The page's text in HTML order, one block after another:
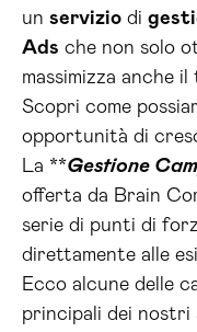
un servizio di
Ads che non solo
massimizza anche
Scopri come
opportunità di
La **Gestione
offerta da Brain
serie di punti di
direttamente alle
Ecco alcune delle
principali dei nostri